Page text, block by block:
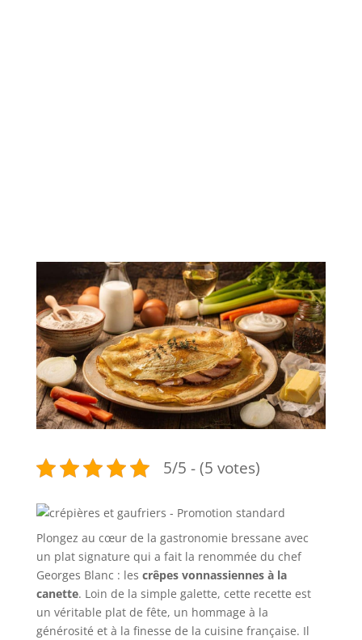
5/5 - (5 votes)
Plongez au cœur de la gastronomie bressane avec
un plat signature qui a fait la renommée du chef
Georges Blanc : les crêpes vonnassiennes à la
canette. Loin de la simple galette, cette recette est
un véritable plat de fête, un hommage à la
générosité et à la finesse de la cuisine française. Il